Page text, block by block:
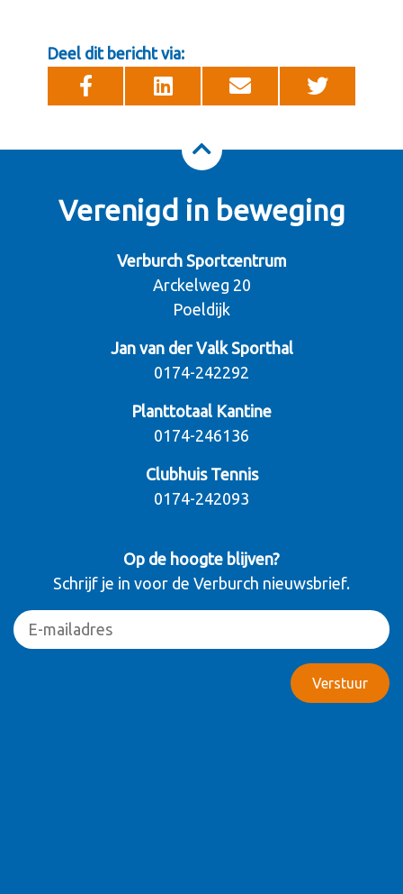
Deel dit bericht via:
Verenigd in beweging
Verburch Sportcentrum
Arckelweg 20
Poeldijk
Jan van der Valk Sporthal
0174-242292
Planttotaal Kantine
0174-246136
Clubhuis Tennis
0174-242093
Op de hoogte blijven?
Schrijf je in voor de Verburch nieuwsbrief.